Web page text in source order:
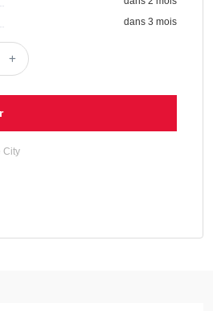
dans 3 mois
City